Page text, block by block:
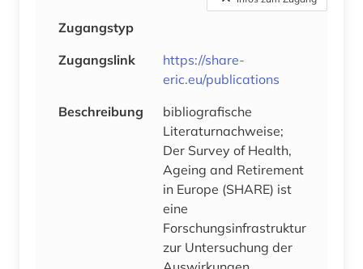
Zugangstyp
Zugangslink
https://share-
eric.eu/publications
Beschreibung
bibliografische
Literaturnachweise;
Der Survey of Health,
Ageing and Retirement
in Europe (SHARE) ist
eine
Forschungsinfrastruktur
zur Untersuchung der